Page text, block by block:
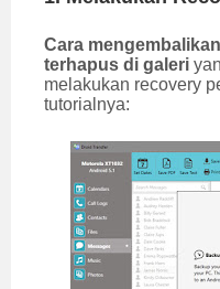
Cara
terhapus di galeri
melakukan recovery
tutorialnya: